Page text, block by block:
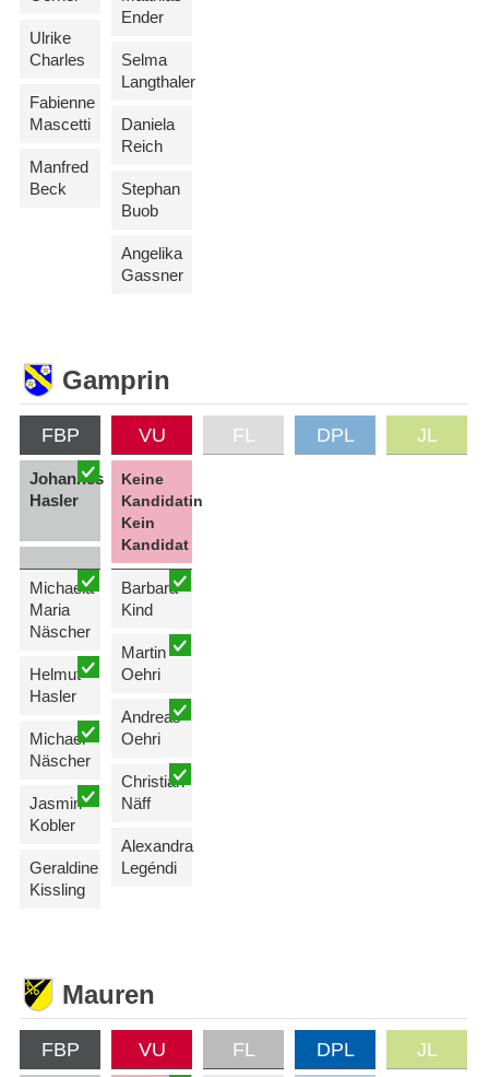
Ulrike
Charles
Fabienne
Mascetti
Manfred
Beck
Ender
Selma
Langthaler
Daniela
Reich
Stephan
Buob
Angelika
Gassner
Gamprin
FBP
Johannes
Hasler
Michaela
Maria
Näscher
Helmut
Hasler
Michael
Näscher
Jasmin
Kobler
Geraldine
Kissling
VU
Keine
Kandidatin
Kein
Kandidat
Barbara
Kind
Martin
Oehri
Andreas
Oehri
Christian
Näff
Alexandra
Legéndi
FL DPL JL
Mauren
FBP VU FL DPL JL